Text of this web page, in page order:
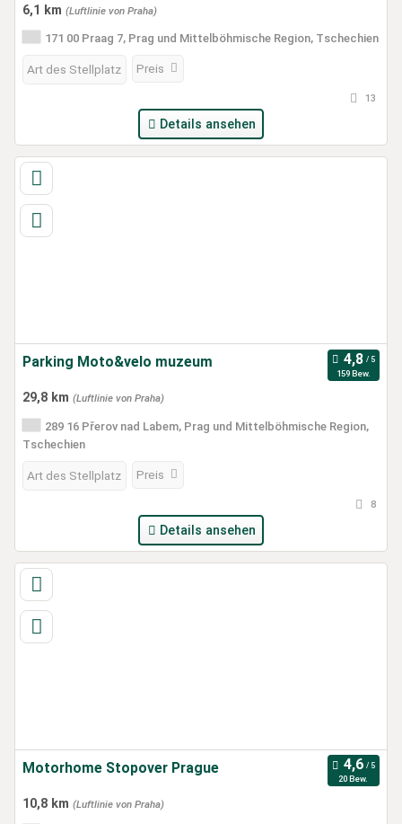
6,1 km (Luftlinie von Praha)
171 00 Praag 7, Prag und Mittelböhmische Region, Tschechien
Art des Stellplatz Preis
13
Details ansehen
Parking Moto&velo muzeum
159 Bew.
29,8 km (Luftlinie von Praha)
289 16 Přerov nad Labem, Prag und Mittelböhmische Region,
Tschechien
Art des Stellplatz Preis
8
Details ansehen
Motorhome Stopover Prague
20 Bew.
10,8 km (Luftlinie von Praha)